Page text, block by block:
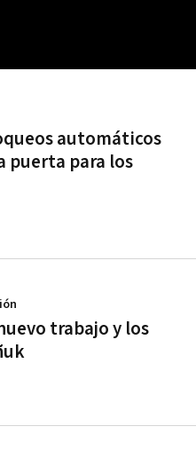
automáticos
puerta para los
trabajo y los